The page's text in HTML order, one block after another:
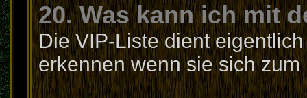
20. Was kann ich mit
Die VIP-Liste dient
erkennen wenn sie sich